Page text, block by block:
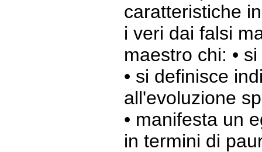
caratteristiche
i veri dai falsi
maestro chi: •
• si definisce
all'evoluzione
• manifesta un
in termini di